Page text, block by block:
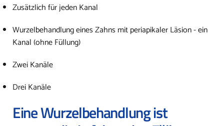
Zusätzlich für jeden Kanal
Wurzelbehandlung eines Zahns mit periapikaler Läsion - ein
Kanal (ohne Füllung)
Zwei Kanäle
Drei Kanäle
Eine Wurzelbehandlung ist